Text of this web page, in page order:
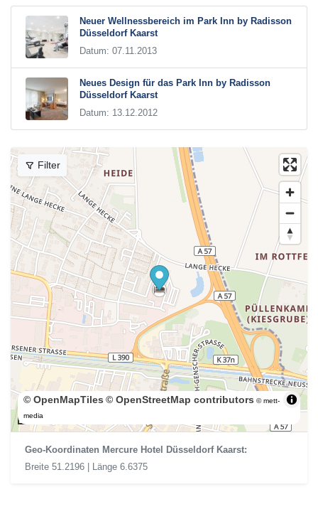
Neuer Wellnessbereich im Park Inn by Radisson
Düsseldorf Kaarst
Datum: 07.11.2013
Neues Design für das Park Inn by Radisson
Düsseldorf Kaarst
Datum: 13.12.2012
200 m
© OpenMapTiles © OpenStreetMap contributors © mett-
media
Filter
Geo-Koordinaten Mercure Hotel Düsseldorf Kaarst:
Breite 51.2196 | Länge 6.6375